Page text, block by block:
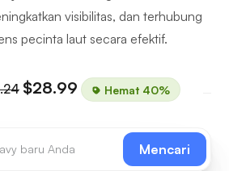
visibilitas, dan terhubung
pecinta laut secara efektif.
$28.99 Hemat 40%
Mencari